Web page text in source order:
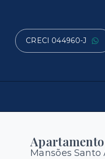
CRECI 044960-J
Apartamento
Mansões